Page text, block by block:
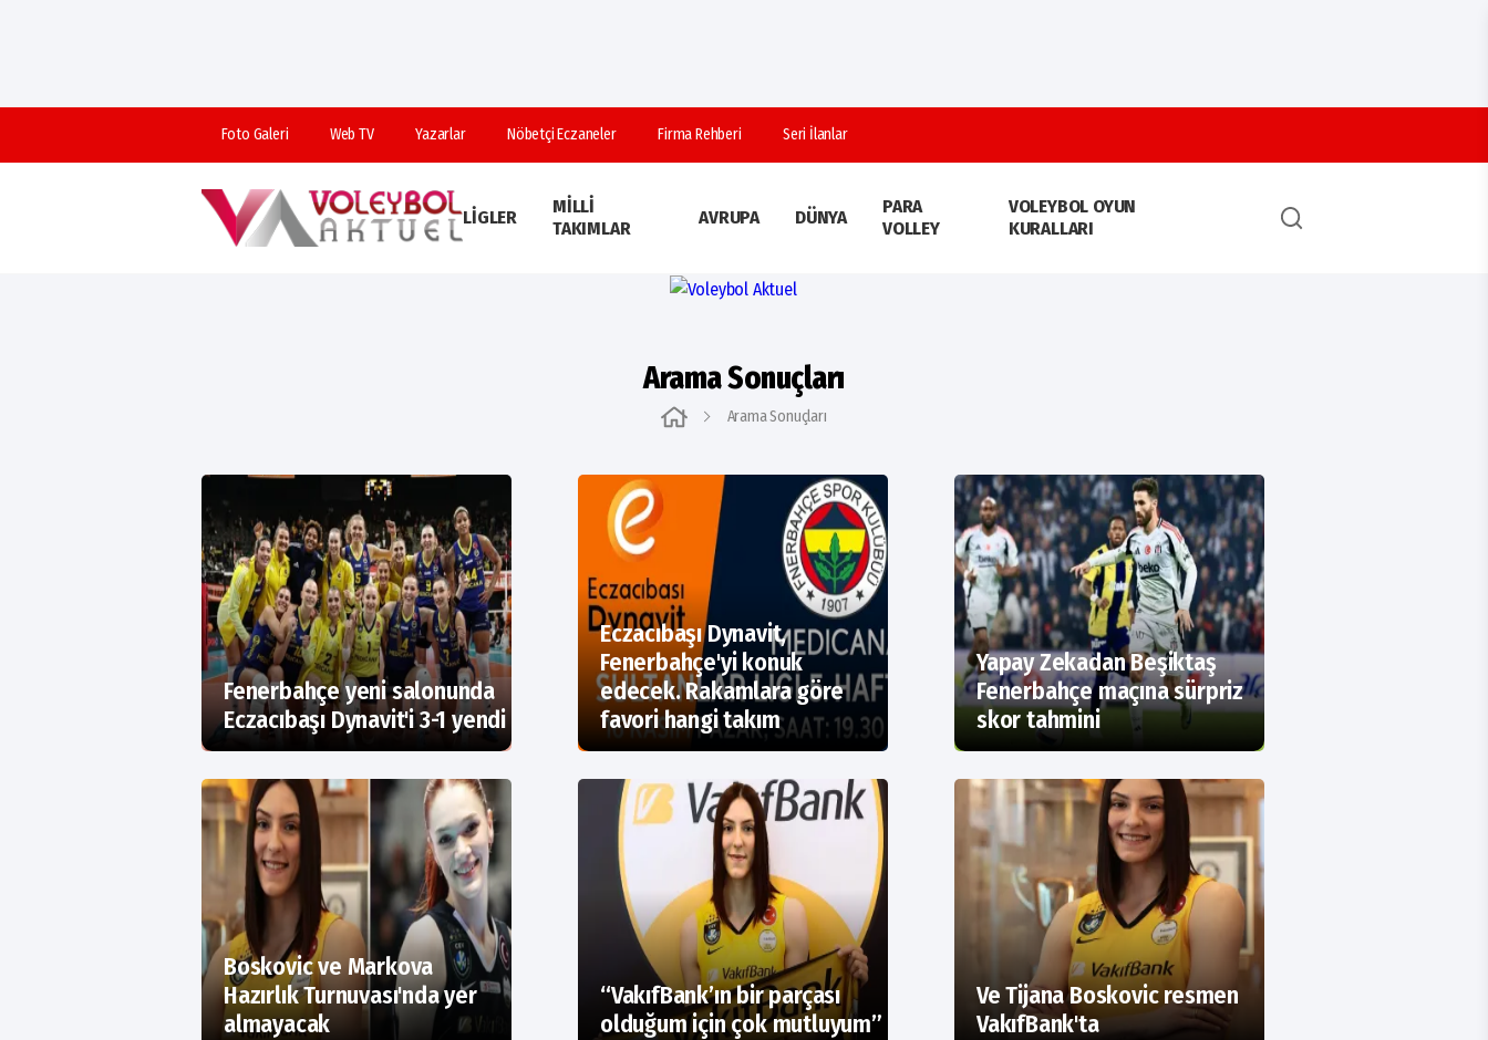
Foto Galeri Web TV Yazarlar Nöbetçi Eczaneler Firma Rehberi Seri İlanlar
LIGLER
MILLI
TAKIMLAR
AVRUPA DÜNYA
PARA
VOLLEY
VOLEYBOL OYUN
KURALLARI
Arama Sonuçları
Arama Sonuçları
Fenerbahçe yeni salonunda
Eczacıbaşı Dynavit'i 3-1 yendi
Eczacıbaşı Dynavit,
Fenerbahçe'yi konuk
edecek. Rakamlara göre
favori hangi takım
Yapay Zekadan Beşiktaş
Fenerbahçe maçına sürpriz
skor tahmini
Boskovic ve Markova
Hazırlık Turnuvası'nda yer
almayacak
“VakıfBank’ın bir parçası
olduğum için çok mutluyum”
Ve Tijana Boskovic resmen
VakıfBank'ta